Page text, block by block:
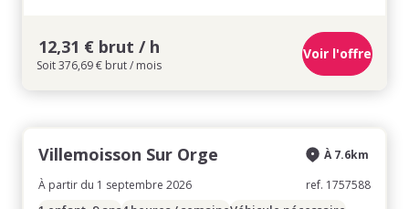
12,31 € brut / h
Soit 376,69 € brut / mois
Voir l'offre
Villemoisson Sur Orge
À partir du 1 septembre 2026
À 7.6km
ref. 1757588